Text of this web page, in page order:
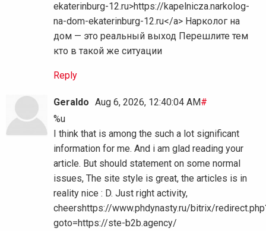
ekaterinburg-12.ru>https://kapelnicza.narkolog-
na-dom-ekaterinburg-12.ru</a> Нарколог на
дом — это реальный выход Перешлите тем
кто в такой же ситуации
Reply
Geraldo Aug 6, 2026, 12:40:04 AM#
%u
I think that is among the such a lot significant
information for me. And i am glad reading your
article. But should statement on some normal
issues, The site style is great, the articles is in
reality nice : D. Just right activity,
cheershttps://www.phdynasty.ru/bitrix/
goto=https://ste-b2b.agency/